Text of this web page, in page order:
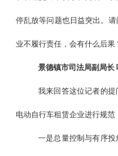
停乱放等问题也日益突出。
业不履行责任，会有什么后果
景德镇市司法局副局长
我来回答这位记者的
电动自行车租赁企业进行规范
一是总量控制与有序